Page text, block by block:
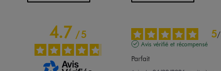
4.7/5 5/
Avis vérifié et récompensé
Parfait